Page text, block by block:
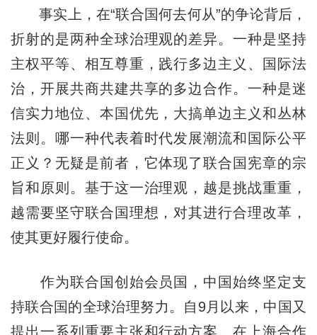
事实上，在“联合国何去何从”的争论背后，
折射的是两种全球治理观的差异。一种是坚持
主权平等、相互尊重，践行多边主义、国际法
治，开展共商共建共享的多边合作。一种是迷
信实力地位、本国优先，大搞单边主义和丛林
法则。哪一种代表着时代发展潮流和国际公平
正义？无疑是前者，它体现了联合国宪章的宗
旨和原则。基于这一治理观，越是挑战重重，
越需要坚守联合国理想，对其进行合理改革，
使其更好履行使命。
作为联合国创始会员国，中国始终坚定支
持联合国的全球治理努力。自9月以来，中国又
提出一系列重要主张和行动方案。在上海合作